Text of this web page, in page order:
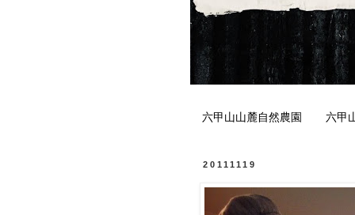
六甲山山麓自然農園 六甲
20111119